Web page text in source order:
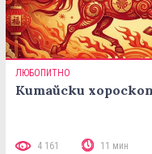
ЛЮБОПИТНО
Китайски
4 161 11 мин